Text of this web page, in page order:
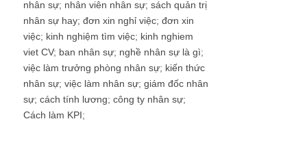
nhân sự; nhân viên nhân sự; sách quản trị
nhân sự hay; đơn xin nghỉ việc; đơn xin
việc; kinh nghiệm tìm việc; kinh nghiem
viet CV; ban nhân sự; nghề nhân sự là gì;
việc làm trưởng phòng nhân sự; kiến thức
nhân sự; việc làm nhân sự; giám đốc nhân
sự; cách tính lương; công ty nhân sự;
Cách làm KPI;